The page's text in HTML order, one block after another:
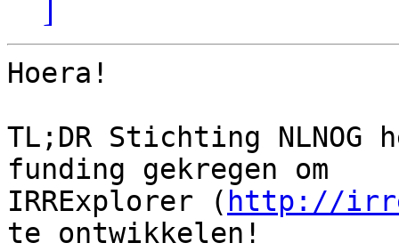
]
Hoera!
TL;DR Stichting
funding gekregen om
IRRExplorer ( http://
te ontwikkelen!